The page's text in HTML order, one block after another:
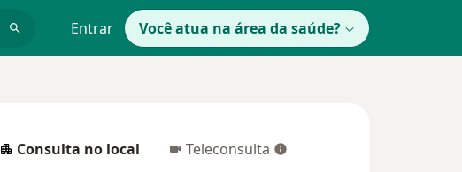
Entrar Você atua na área da saúde?
Consulta no local
Consulta no local Teleconsulta
Teleconsulta